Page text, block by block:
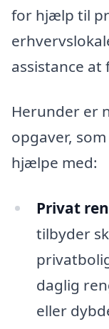
for hjælp til
assistance at
Herunder er
opgaver,
hjælpe med:
Privat
tilbyder
daglig
eller